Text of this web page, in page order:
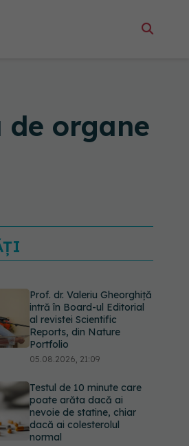
organe
Prof. dr. Valeriu Gheorghiță
intră în Board-ul Editorial
al revistei Scientific
Reports, din Nature
Portfolio
05.08.2026, 21:09
Testul de 10 minute care
poate arăta dacă ai
nevoie de statine, chiar
dacă ai colesterolul
normal